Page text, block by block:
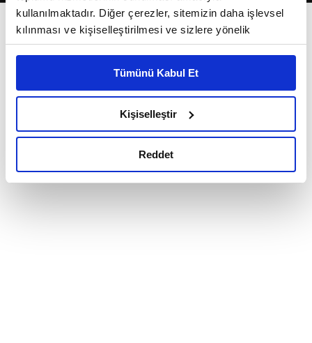
kullanılmaktadır. Diğer çerezler, sitemizin daha işlevsel
kılınması ve kişiselleştirilmesi ve sizlere yönelik
reklam/pazarlama faaliyetlerinin yapılması, amaçlarıyla
Çerezlere ilişkin tercihlerinizi çerez paneli vasıtasıyla
belirleyebilirsiniz. Çerezlere ilişkin detaylı bilgi için
Ayarlar butonuna tıklayabilir,Çerez Bilgilendirme
Metnimizi ziyaret edebilirsiniz.
okumak ve sitemizi ziyaretiniz kapsamında
Tümünü Kabul Et
Kişiselleştir
Reddet